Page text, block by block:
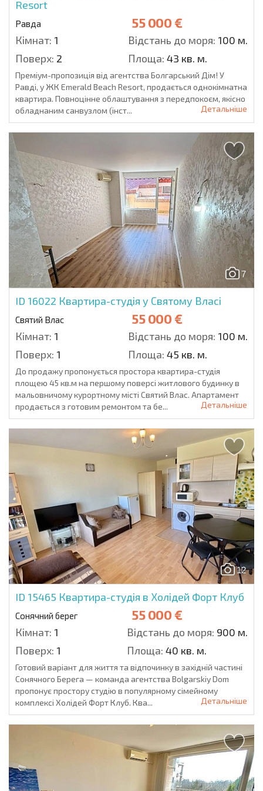
Resort
Равда 55 000 €
Кімнат: 1 Відстань до моря: 100 м.
Поверх: 2 Площа: 43 кв. м.
Преміум-пропозиція від агентства Болгарський Дім! У
Равді, у ЖК Emerald Beach Resort, продається однокімнатна
квартира. Повноцінне облаштування з передпокоєм, якісно
обладнаним санвузлом (інст...
Детальніше
7
ID 16022 Квартира-студія у Святому Власі
Святий Влас 55 000 €
Кімнат: 1 Відстань до моря: 100 м.
Поверх: 1 Площа: 45 кв. м.
До продажу пропонується простора квартира-студія
площею 45 кв.м на першому поверсі житлового будинку в
мальовничому курортному місті Святий Влас. Апартамент
продається з готовим ремонтом та бе...
Детальніше
12
ID 15465 Квартира-студія в Холідей Форт Клуб
Сонячний берег 55 000 €
Кімнат: 1 Відстань до моря: 900 м.
Поверх: 1 Площа: 40 кв. м.
Готовий варіант для життя та відпочинку в західній частині
Сонячного Берега — команда агентства Bolgarskiy Dom
пропонує простору студію в популярному сімейному
комплексі Холідей Форт Клуб. Ква...
Детальніше